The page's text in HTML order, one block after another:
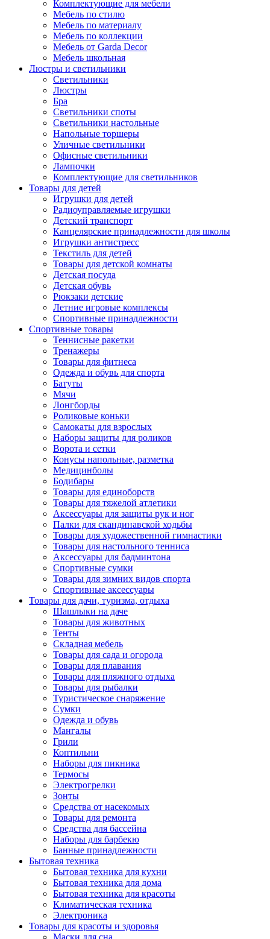
Комплектующие для мебели
Мебель по стилю
Мебель по материалу
Мебель по коллекции
Мебель от Garda Decor
Мебель школьная
Люстры и светильники
Светильники
Люстры
Бра
Светильники споты
Светильники настольные
Напольные торшеры
Уличные светильники
Офисные светильники
Лампочки
Комплектующие для светильников
Товары для детей
Игрушки для детей
Радиоуправляемые игрушки
Детский транспорт
Канцелярские принадлежности для школы
Игрушки антистресс
Текстиль для детей
Товары для детской комнаты
Детская посуда
Детская обувь
Рюкзаки детские
Летние игровые комплексы
Спортивные принадлежности
Спортивные товары
Теннисные ракетки
Тренажеры
Товары для фитнеса
Одежда и обувь для спорта
Батуты
Мячи
Лонгборды
Роликовые коньки
Самокаты для взрослых
Наборы защиты для роликов
Ворота и сетки
Конусы напольные, разметка
Медицинболы
Бодибары
Товары для единоборств
Товары для тяжелой атлетики
Аксессуары для защиты рук и ног
Палки для скандинавской ходьбы
Товары для художественной гимнастики
Товары для настольного тенниса
Аксессуары для бадминтона
Спортивные сумки
Товары для зимних видов спорта
Спортивные аксессуары
Товары для дачи, туризма, отдыха
Шашлыки на даче
Товары для животных
Тенты
Складная мебель
Товары для сада и огорода
Товары для плавания
Товары для пляжного отдыха
Товары для рыбалки
Туристическое снаряжение
Сумки
Одежда и обувь
Мангалы
Грили
Коптильни
Наборы для пикника
Термосы
Электрогрелки
Зонты
Средства от насекомых
Товары для ремонта
Средства для бассейна
Наборы для барбекю
Банные принадлежности
Бытовая техника
Бытовая техника для кухни
Бытовая техника для дома
Бытовая техника для красоты
Климатическая техника
Электроника
Товары для красоты и здоровья
Маски для сна